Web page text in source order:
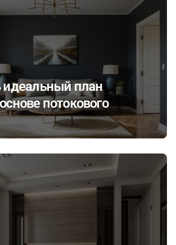
идеальный план
потокового
графика работ с
расходов